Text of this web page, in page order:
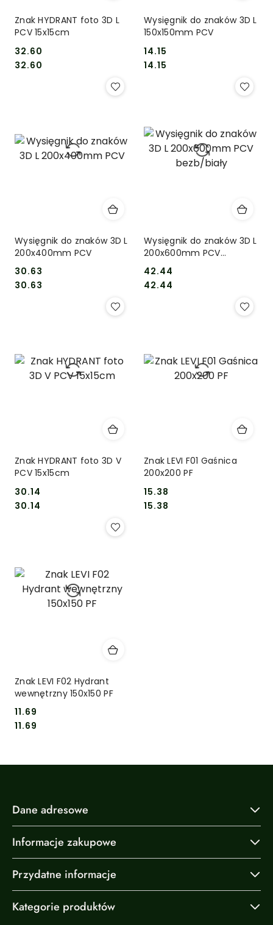
Znak HYDRANT foto 3D L
PCV 15x15cm
Cena:
32.60
Cena:
32.60
Wysięgnik do znaków 3D L
150x150mm PCV
Cena:
14.15
Cena:
14.15
Wysięgnik do znaków 3D L
200x400mm PCV
Cena:
30.63
Cena:
30.63
Wysięgnik do znaków 3D L
200x600mm PCV
bezb/biały
Cena:
42.44
Cena:
42.44
Znak HYDRANT foto 3D V
PCV 15x15cm
Cena:
30.14
Cena:
30.14
Znak LEVI F01 Gaśnica
200x200 PF
Cena:
15.38
Cena:
15.38
Znak LEVI F02 Hydrant
wewnętrzny 150x150 PF
Cena:
11.69
Cena:
11.69
Dane adresowe
Informacje zakupowe
Przydatne informacje
Kategorie produktów